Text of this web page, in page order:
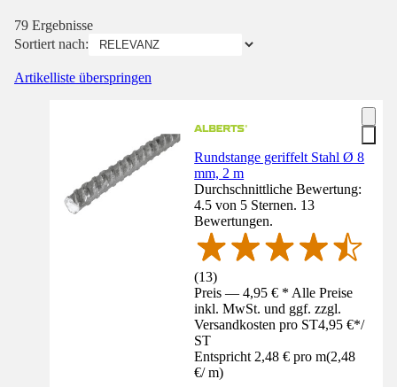
79 Ergebnisse
Sortiert nach:
Artikelliste überspringen
Rundstange geriffelt Stahl Ø 8
mm, 2 m
Durchschnittliche Bewertung:
4.5 von 5 Sternen. 13
Bewertungen.
(13)
Preis — 4,95 € * Alle Preise
inkl. MwSt. und ggf. zzgl.
Versandkosten pro ST4,95 €*/
ST
Entspricht 2,48 € pro m(2,48
€/ m)